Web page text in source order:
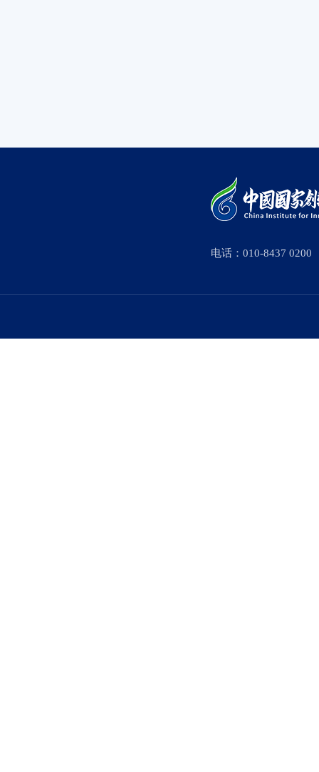
电话：010-8437 0200